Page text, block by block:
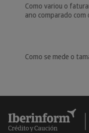
Como variou o
ano comparado com
Como se mede o